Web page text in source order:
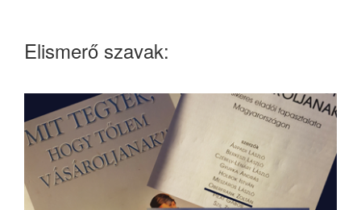
Elismerő szavak: